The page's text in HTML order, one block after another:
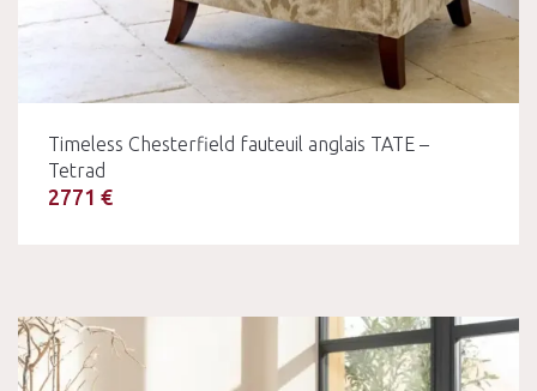
Timeless Chesterfield fauteuil anglais TATE –
Tetrad
2771 €